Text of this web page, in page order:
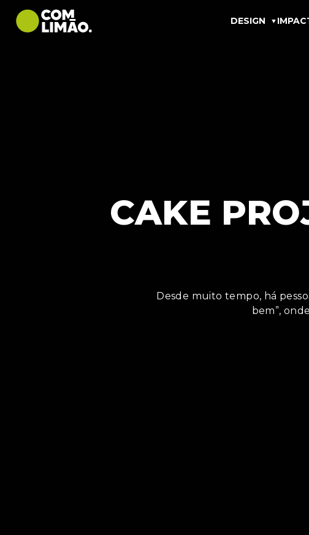
DESIGN
CAKE
Desde muito tempo, há
bem”,